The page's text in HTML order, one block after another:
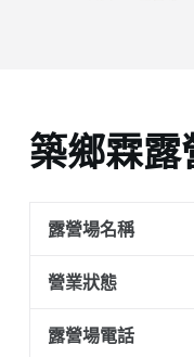
築鄉霖露
露營場名稱
營業狀態
露營場電話